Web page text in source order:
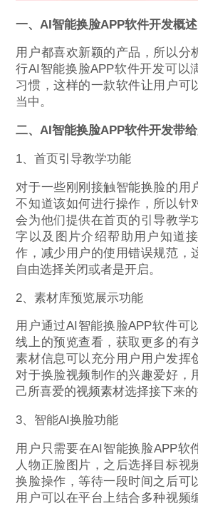
一、AI智能换脸APP软件开发概述
用户都喜欢新颖的产品，所以分
行AI智能换脸APP软件开发可以
习惯，这样的一款软件让用户可
当中。
二、AI智能换脸APP软件开发带
1、首页引导教学功能
对于一些刚刚接触智能换脸的用
不知道该如何进行操作，所以针
会为他们提供在首页的引导教学
字以及图片介绍帮助用户知道
作，减少用户的使用错误规范，
自由选择关闭或者是开启。
2、素材库预览展示功能
用户通过AI智能换脸APP软件可
线上的预览查看，获取更多的有
素材信息可以充分用户用户发挥
对于换脸视频制作的兴趣爱好，
己所喜爱的视频素材选择接下来的
3、智能AI换脸功能
用户只需要在AI智能换脸APP软
人物正脸图片，之后选择目标视
换脸操作，等待一段时间之后可
用户可以在平台上结合多种视频